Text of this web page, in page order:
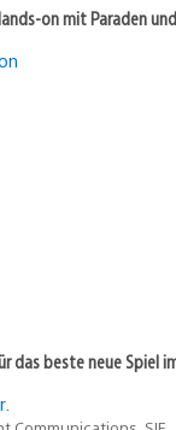
on mit Paraden
das beste neue Spiel